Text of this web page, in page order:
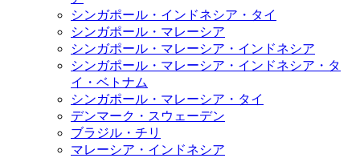
シンガポール・インドネシア・タイ
シンガポール・マレーシア
シンガポール・マレーシア・インドネシア
シンガポール・マレーシア・インドネシア・タ
イ・ベトナム
シンガポール・マレーシア・タイ
デンマーク・スウェーデン
ブラジル・チリ
マレーシア・インドネシア